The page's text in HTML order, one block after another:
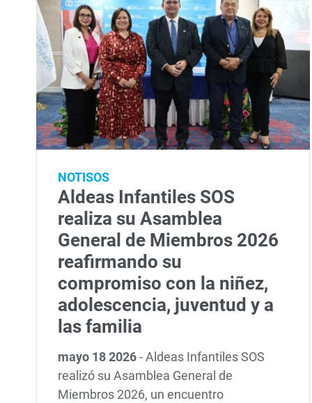
NOTISOS
Aldeas Infantiles SOS
realiza su Asamblea
General de Miembros 2026
reafirmando su
compromiso con la niñez,
adolescencia, juventud y a
las familia
mayo 18 2026-Aldeas Infantiles SOS
realizó su Asamblea General de
Miembros 2026, un encuentro